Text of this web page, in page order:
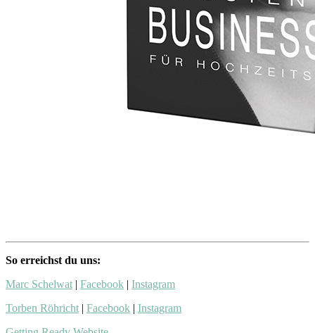
So erreichst du uns:
Marc Schelwat | Facebook | Instagram
Torben Röhricht | Facebook | Instagram